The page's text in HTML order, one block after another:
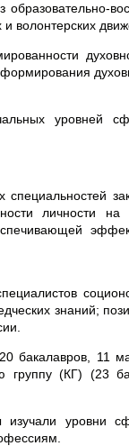
волонтерских
уровней
личности
знаний;
бакалавров, 11
группу (КГ) (23
уровни